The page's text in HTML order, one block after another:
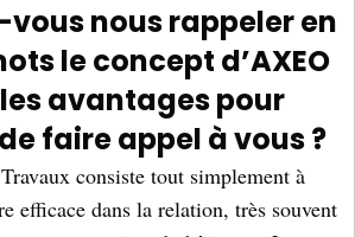
vous nous rappeler en
le concept d’AXEO
avantages pour
faire appel à vous ?
consiste tout simplement à
efficace dans la relation, très souvent